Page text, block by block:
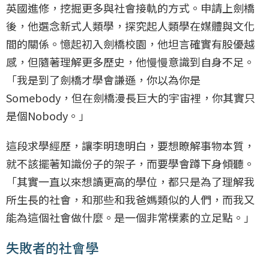
英國進修，挖掘更多與社會接軌的方式。申請上劍橋
後，他選念新式人類學，探究起人類學在媒體與文化
間的關係。憶起初入劍橋校園，他坦言確實有股優越
感，但隨著理解更多歷史，他慢慢意識到自身不足。
「我是到了劍橋才學會謙遜，你以為你是
Somebody，但在劍橋漫長巨大的宇宙裡，你其實只
是個Nobody。」
這段求學經歷，讓李明璁明白，要想瞭解事物本質，
就不該擺著知識份子的架子，而要學會蹲下身傾聽。
「其實一直以來想讀更高的學位，都只是為了理解我
所生長的社會，和那些和我爸媽類似的人們，而我又
能為這個社會做什麼。是一個非常樸素的立足點。」
失敗者的社會學